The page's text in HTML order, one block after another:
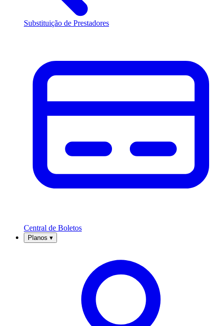
Substituição de Prestadores
Central de Boletos
Planos ▾